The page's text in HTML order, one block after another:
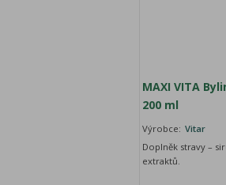
MAXI VITA
200 ml
Výrobce: Vitar
Doplněk stravy –
extraktů.